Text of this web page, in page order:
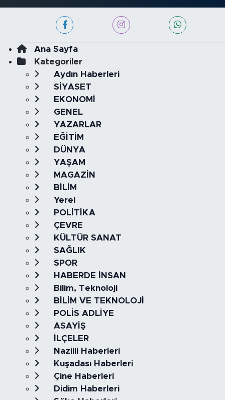
Ana Sayfa
Kategoriler
Aydın Haberleri
SİYASET
EKONOMİ
GENEL
YAZARLAR
EĞİTİM
DÜNYA
YAŞAM
MAGAZİN
BİLİM
Yerel
POLİTİKA
ÇEVRE
KÜLTÜR SANAT
SAĞLIK
SPOR
HABERDE İNSAN
Bilim, Teknoloji
BİLİM VE TEKNOLOJİ
POLİS ADLİYE
ASAYİŞ
İLÇELER
Nazilli Haberleri
Kuşadası Haberleri
Çine Haberleri
Didim Haberleri